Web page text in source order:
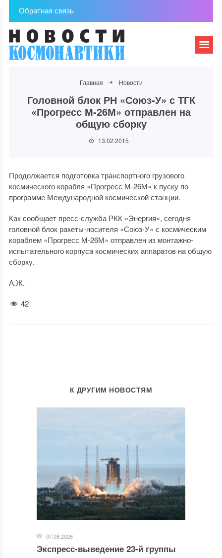
Обратная связь
Главная Новости
Головной блок РН «Союз-У» с ТГК
«Прогресс М-26М» отправлен на
общую сборку
13.02.2015
Продолжается подготовка транспортного грузового
космического корабля «Прогресс М-26М» к пуску по
программе Международной космической станции.
Как сообщает пресс-служба РКК «Энергия», сегодня
головной блок ракеты-носителя «Союз-У» с космическим
кораблем «Прогресс М-26М» отправлен из монтажно-
испытательного корпуса космических аппаратов на общую
сборку.
А.Ж.
42
К ДРУГИМ НОВОСТЯМ
07.08.2026
Экспресс-выведение 23-й группы